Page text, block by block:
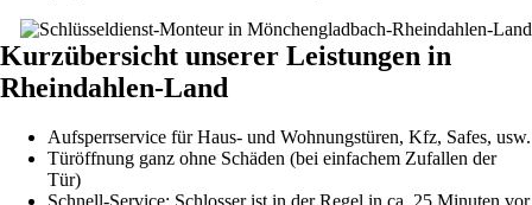
Kurzübersicht unserer Leistungen in
Rheindahlen-Land
Aufsperrservice für Haus- und Wohnungstüren, Kfz, Safes, usw.
Türöffnung ganz ohne Schäden (bei einfachem Zufallen der
Tür)